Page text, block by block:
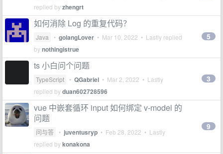
replied byzhengrt
如何消除 Log 的重复代码？
Java • golangLover • Mar 10, 2022 • Lastly replied
bynothingistrue
5
ts 小白问个问题
TypeScript • QGabriel • Mar 2, 2022 • Lastly
replied byduan602728596
3
vue 中嵌套循环 input 如何绑定 v-model 的
问题
问与答 • juventusryp • Feb 28, 2022 • Lastly
replied bykonakona
9